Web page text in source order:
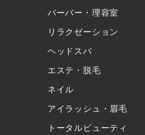
バーバー・理容室
リラクゼーション
ヘッドスパ
エステ・脱毛
ネイル
アイラッシュ・眉毛
トータルビューティ